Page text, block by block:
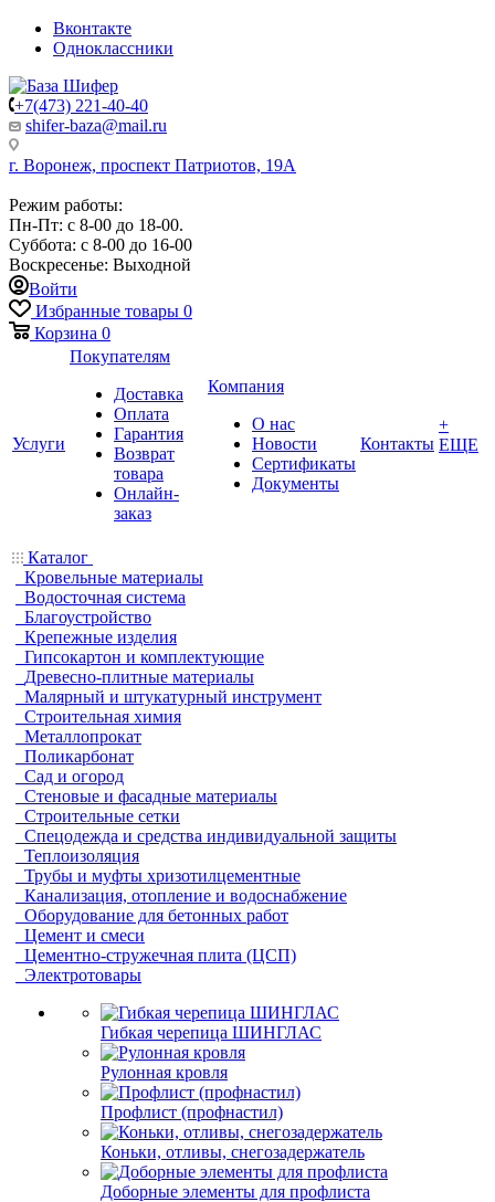
Вконтакте
Одноклассники
+7(473) 221-40-40
shifer-baza@mail.ru
г. Воронеж, проспект Патриотов, 19А
Режим работы:
Пн-Пт: с 8-00 до 18-00.
Суббота: с 8-00 до 16-00
Воскресенье: Выходной
Войти
Избранные товары 0
Корзина 0
Услуги
Покупателям
Доставка
Оплата
Гарантия
Возврат
товара
Онлайн-
заказ
Компания
О нас
Новости
Сертификаты
Документы
Контакты
+
ЕЩЕ
Каталог
Кровельные материалы
Водосточная система
Благоустройство
Крепежные изделия
Гипсокартон и комплектующие
Древесно-плитные материалы
Малярный и штукатурный инструмент
Строительная химия
Металлопрокат
Поликарбонат
Сад и огород
Стеновые и фасадные материалы
Строительные сетки
Спецодежда и средства индивидуальной защиты
Теплоизоляция
Трубы и муфты хризотилцементные
Канализация, отопление и водоснабжение
Оборудование для бетонных работ
Цемент и смеси
Цементно-стружечная плита (ЦСП)
Электротовары
Гибкая черепица ШИНГЛАС
Рулонная кровля
Профлист (профнастил)
Коньки, отливы, снегозадержатель
Доборные элементы для профлиста